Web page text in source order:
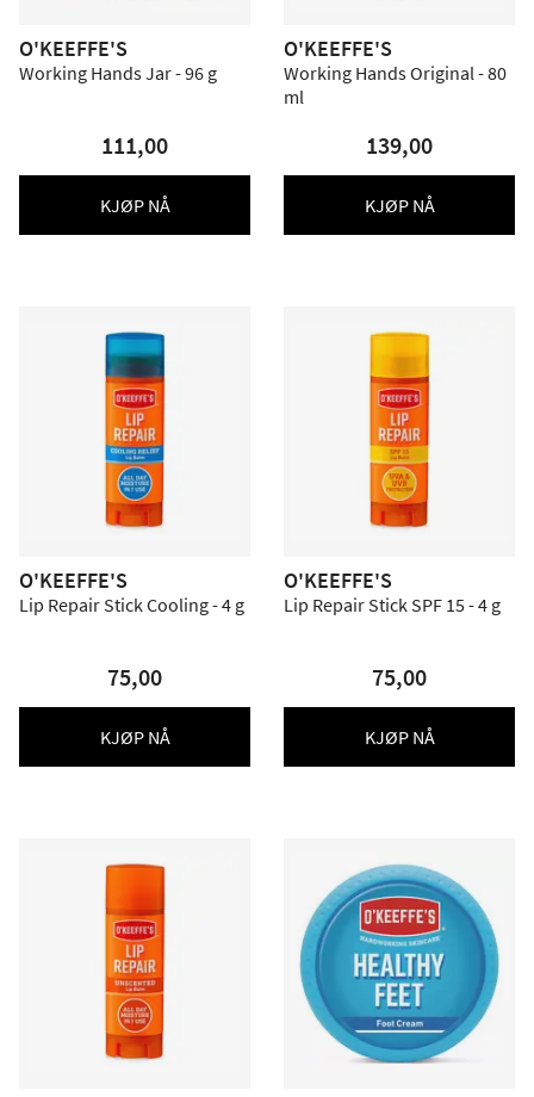
O'KEEFFE'S
Working Hands Jar - 96 g
111,00
KJØP NÅ
O'KEEFFE'S
Working Hands Original - 80
ml
139,00
KJØP NÅ
O'KEEFFE'S
Lip Repair Stick Cooling - 4 g
75,00
KJØP NÅ
O'KEEFFE'S
Lip Repair Stick SPF 15 - 4 g
75,00
KJØP NÅ